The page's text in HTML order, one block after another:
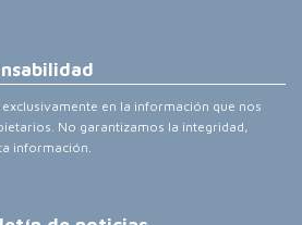
en la información que nos
No garantizamos la integridad,
información.